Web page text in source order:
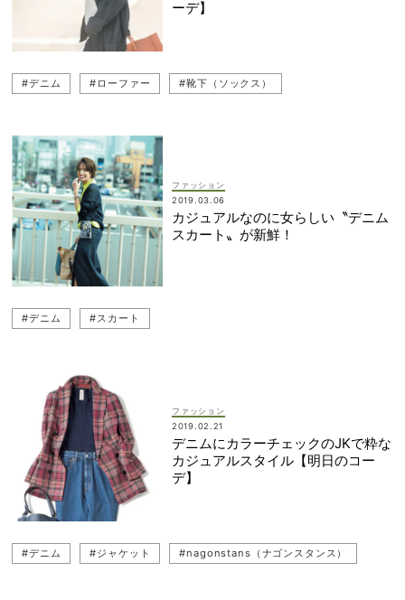
ーデ】
#デニム #ローファー #靴下（ソックス）
ファッション
2019.03.06
カジュアルなのに女らしい〝デニム
スカート〟が新鮮！
#デニム #スカート
ファッション
2019.02.21
デニムにカラーチェックのJKで粋な
カジュアルスタイル【明日のコー
デ】
#デニム #ジャケット #nagonstans（ナゴンスタンス）